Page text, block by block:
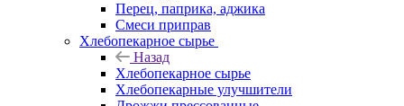
Перец, паприка, аджика
Смеси приправ
Хлебопекарное сырье
Назад
Хлебопекарное сырье
Хлебопекарные улучшители